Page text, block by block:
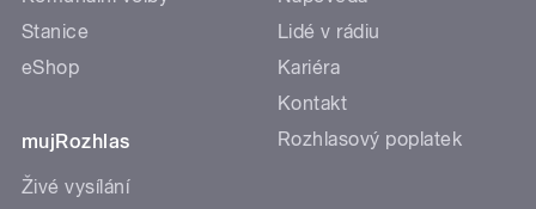
Stanice
eShop
mujRozhlas
Živé vysílání
Lidé v rádiu
Kariéra
Kontakt
Rozhlasový poplatek